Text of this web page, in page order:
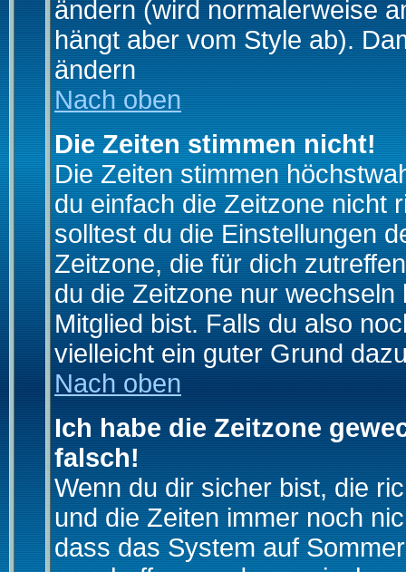
ändern (wird normalerweise
hängt aber vom Style ab).
ändern
Nach oben
Die Zeiten stimmen nicht!
Die Zeiten stimmen
du einfach die Zeitzone nicht
solltest du die Einstellungen
Zeitzone, die für dich
du die Zeitzone nur
Mitglied bist. Falls du also
vielleicht ein guter Grund
Nach oben
Ich habe die Zeitzone
falsch!
Wenn du dir sicher bist, die
und die Zeiten immer noch
dass das System auf